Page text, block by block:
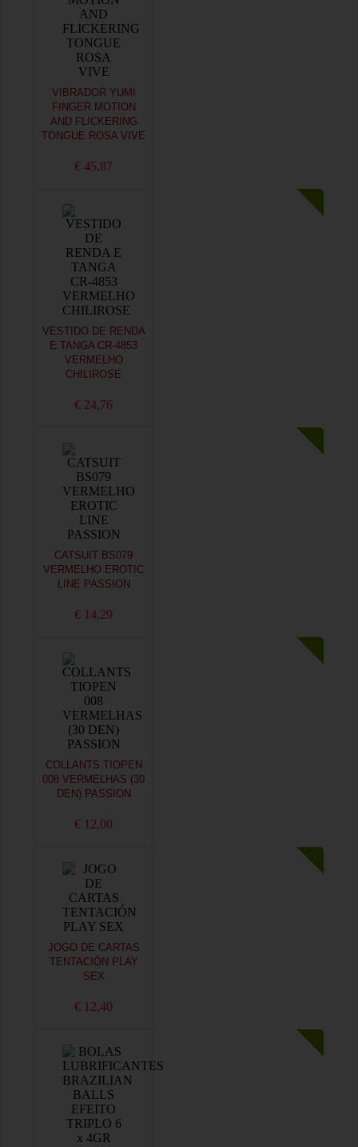
VIBRADOR YUMI
FINGER MOTION
AND FLICKERING
TONGUE ROSA VIVE
€ 45,87
VESTIDO DE RENDA
E TANGA CR-4853
VERMELHO
CHILIROSE
€ 24,76
CATSUIT BS079
VERMELHO EROTIC
LINE PASSION
€ 14,29
COLLANTS TIOPEN
008 VERMELHAS (30
DEN) PASSION
€ 12,00
JOGO DE CARTAS
TENTACIÓN PLAY
SEX
€ 12,40